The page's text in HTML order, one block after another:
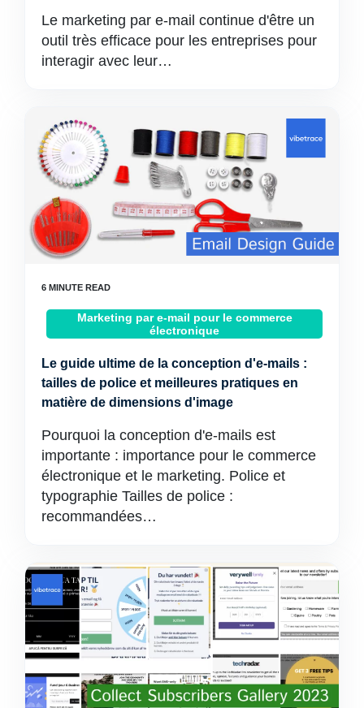
Le marketing par e-mail continue d'être un
outil très efficace pour les entreprises pour
interagir avec leur…
Marketing par e-mail pour le commerce
électronique
Le guide ultime de la conception d'e-mails :
tailles de police et meilleures pratiques en
matière de dimensions d'image
Pourquoi la conception d'e-mails est
importante : importance pour le commerce
électronique et le marketing. Police et
typographie Tailles de police :
recommandées…